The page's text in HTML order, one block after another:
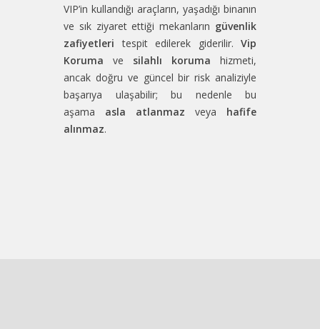
VIP’in kullandığı araçların, yaşadığı binanın
ve sık ziyaret ettiği mekanların güvenlik
zafiyetleri tespit edilerek giderilir. Vip
Koruma ve silahlı koruma hizmeti,
ancak doğru ve güncel bir risk analiziyle
başarıya ulaşabilir; bu nedenle bu
aşama asla atlanmaz veya hafife
alınmaz.